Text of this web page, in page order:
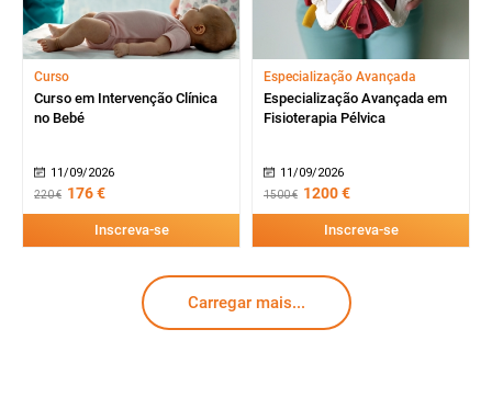
Curso
Curso em Intervenção Clínica
no Bebé
11/09/2026
220 € 176 €
Inscreva-se
Especialização Avançada
Especialização Avançada em
Fisioterapia Pélvica
11/09/2026
1500 € 1200 €
Inscreva-se
Carregar mais...